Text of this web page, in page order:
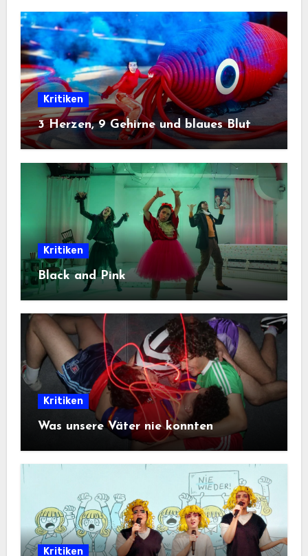
Kritiken
3 Herzen, 9 Gehirne und blaues Blut
Kritiken
Black and Pink
Kritiken
Was unsere Väter nie konnten
Kritiken